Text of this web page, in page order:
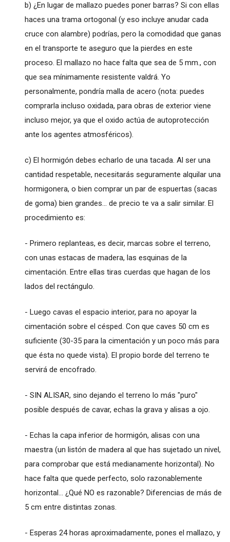
b) ¿En lugar de mallazo puedes poner barras? Si con ellas
haces una trama ortogonal (y eso incluye anudar cada
cruce con alambre) podrías, pero la comodidad que ganas
en el transporte te aseguro que la pierdes en este
proceso. El mallazo no hace falta que sea de 5 mm., con
que sea mínimamente resistente valdrá. Yo
personalmente, pondría malla de acero (nota: puedes
comprarla incluso oxidada, para obras de exterior viene
incluso mejor, ya que el oxido actúa de autoprotección
ante los agentes atmosféricos).
c) El hormigón debes echarlo de una tacada. Al ser una
cantidad respetable, necesitarás seguramente alquilar una
hormigonera, o bien comprar un par de espuertas (sacas
de goma) bien grandes... de precio te va a salir similar. El
procedimiento es:
- Primero replanteas, es decir, marcas sobre el terreno,
con unas estacas de madera, las esquinas de la
cimentación. Entre ellas tiras cuerdas que hagan de los
lados del rectángulo.
- Luego cavas el espacio interior, para no apoyar la
cimentación sobre el césped. Con que caves 50 cm es
suficiente (30-35 para la cimentación y un poco más para
que ésta no quede vista). El propio borde del terreno te
servirá de encofrado.
- SIN ALISAR, sino dejando el terreno lo más "puro"
posible después de cavar, echas la grava y alisas a ojo.
- Echas la capa inferior de hormigón, alisas con una
maestra (un listón de madera al que has sujetado un nivel,
para comprobar que está medianamente horizontal). No
hace falta que quede perfecto, solo razonablemente
horizontal... ¿Qué NO es razonable? Diferencias de más de
5 cm entre distintas zonas.
- Esperas 24 horas aproximadamente, pones el mallazo, y